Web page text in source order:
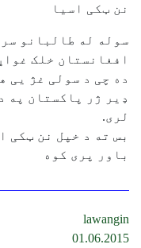
نن ټکی اسیا
سوله له طالبانو
افغانستان خلک
ده چی د سولی غژ یی
ډير ژر پاکستان په
لری.
بس ته د خپل نن ټکی
باور پری کوه
lawangin
01.06.2015